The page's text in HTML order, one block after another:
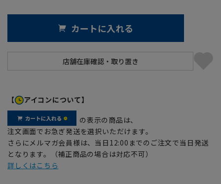
カートに入れる
【 アイコンについて】
の表示の商品は、
注文画面でお急ぎ発送を選択いただけます。
さらにメルマガ会員様は、当日12:00までのご注文で当日発送
となります。（補正商品の場合は対応不可）
詳しくはこちら